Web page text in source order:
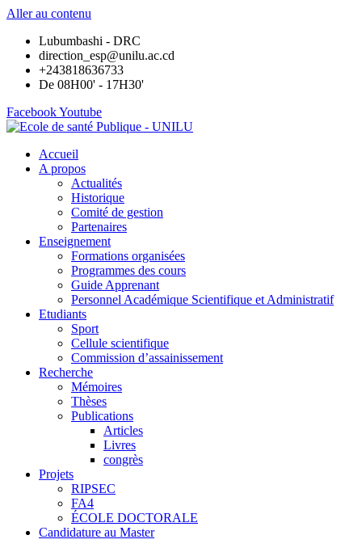
Aller au contenu
Lubumbashi - DRC
direction_esp@unilu.ac.cd
+243818636733
De 08H00' - 17H30'
FacebookYoutube
Accueil
A propos
Actualités
Historique
Comité de gestion
Partenaires
Enseignement
Formations organisées
Programmes des cours
Guide Apprenant
Personnel Académique Scientifique et Administratif
Etudiants
Sport
Cellule scientifique
Commission d’assainissement
Recherche
Mémoires
Thèses
Publications
Articles
Livres
congrès
Projets
RIPSEC
FA4
ÉCOLE DOCTORALE
Candidature au Master